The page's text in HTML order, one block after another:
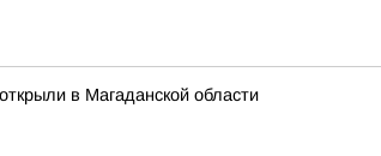
в Магаданской области